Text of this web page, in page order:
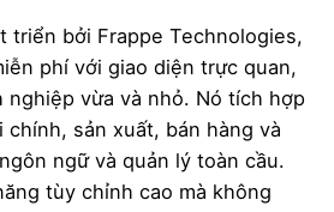
triển bởi Frappe Technologies,
phí với giao diện trực quan,
nghiệp vừa và nhỏ. Nó tích hợp
sản xuất, bán hàng và
ngữ và quản lý toàn cầu.
tùy chỉnh cao mà không